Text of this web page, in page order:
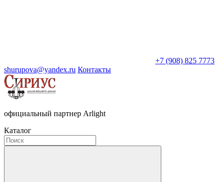
+7 (908) 825 7773
shurupova@yandex.ru Контакты
официальный партнер Arlight
Каталог